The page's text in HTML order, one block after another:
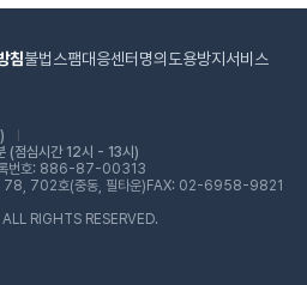
침불법스팸대응센터 명의도용방지서비스
점심시간 12시 - 13시)
록번호: 886-87-00313
78, 702호(중동, 필타운) FAX: 02-6958-9821
RIGHTS RESERVED.